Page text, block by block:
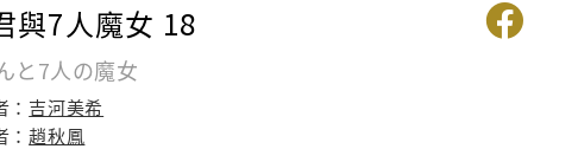
與7人魔女 18
と7人の魔女
： 吉河美希
：趙秋鳳